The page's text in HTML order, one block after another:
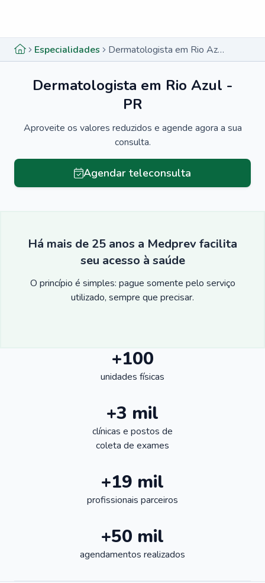
Especialidades Dermatologista em Rio Azul - PR
Dermatologista em Rio Azul -
PR
Aproveite os valores reduzidos e agende agora a sua
consulta.
Agendar teleconsulta
Há mais de 25 anos a Medprev facilita
seu acesso à saúde
O princípio é simples: pague somente pelo serviço
utilizado, sempre que precisar.
+100
unidades físicas
+3 mil
clínicas e postos de
coleta de exames
+19 mil
profissionais parceiros
+50 mil
agendamentos realizados